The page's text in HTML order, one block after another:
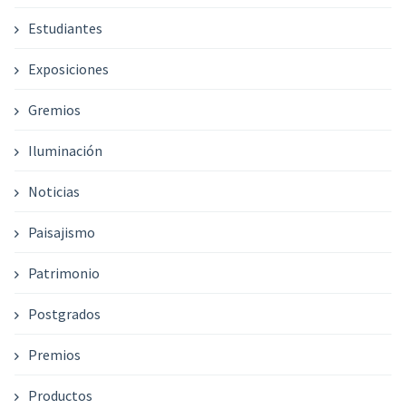
Estudiantes
Exposiciones
Gremios
Iluminación
Noticias
Paisajismo
Patrimonio
Postgrados
Premios
Productos